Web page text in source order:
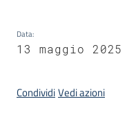
Data:
13 maggio 2025
CondividiVedi azioni